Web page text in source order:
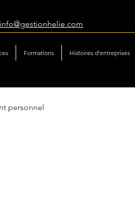
info@gestionhelie.com
Formations Histoires d’entreprises
personnel